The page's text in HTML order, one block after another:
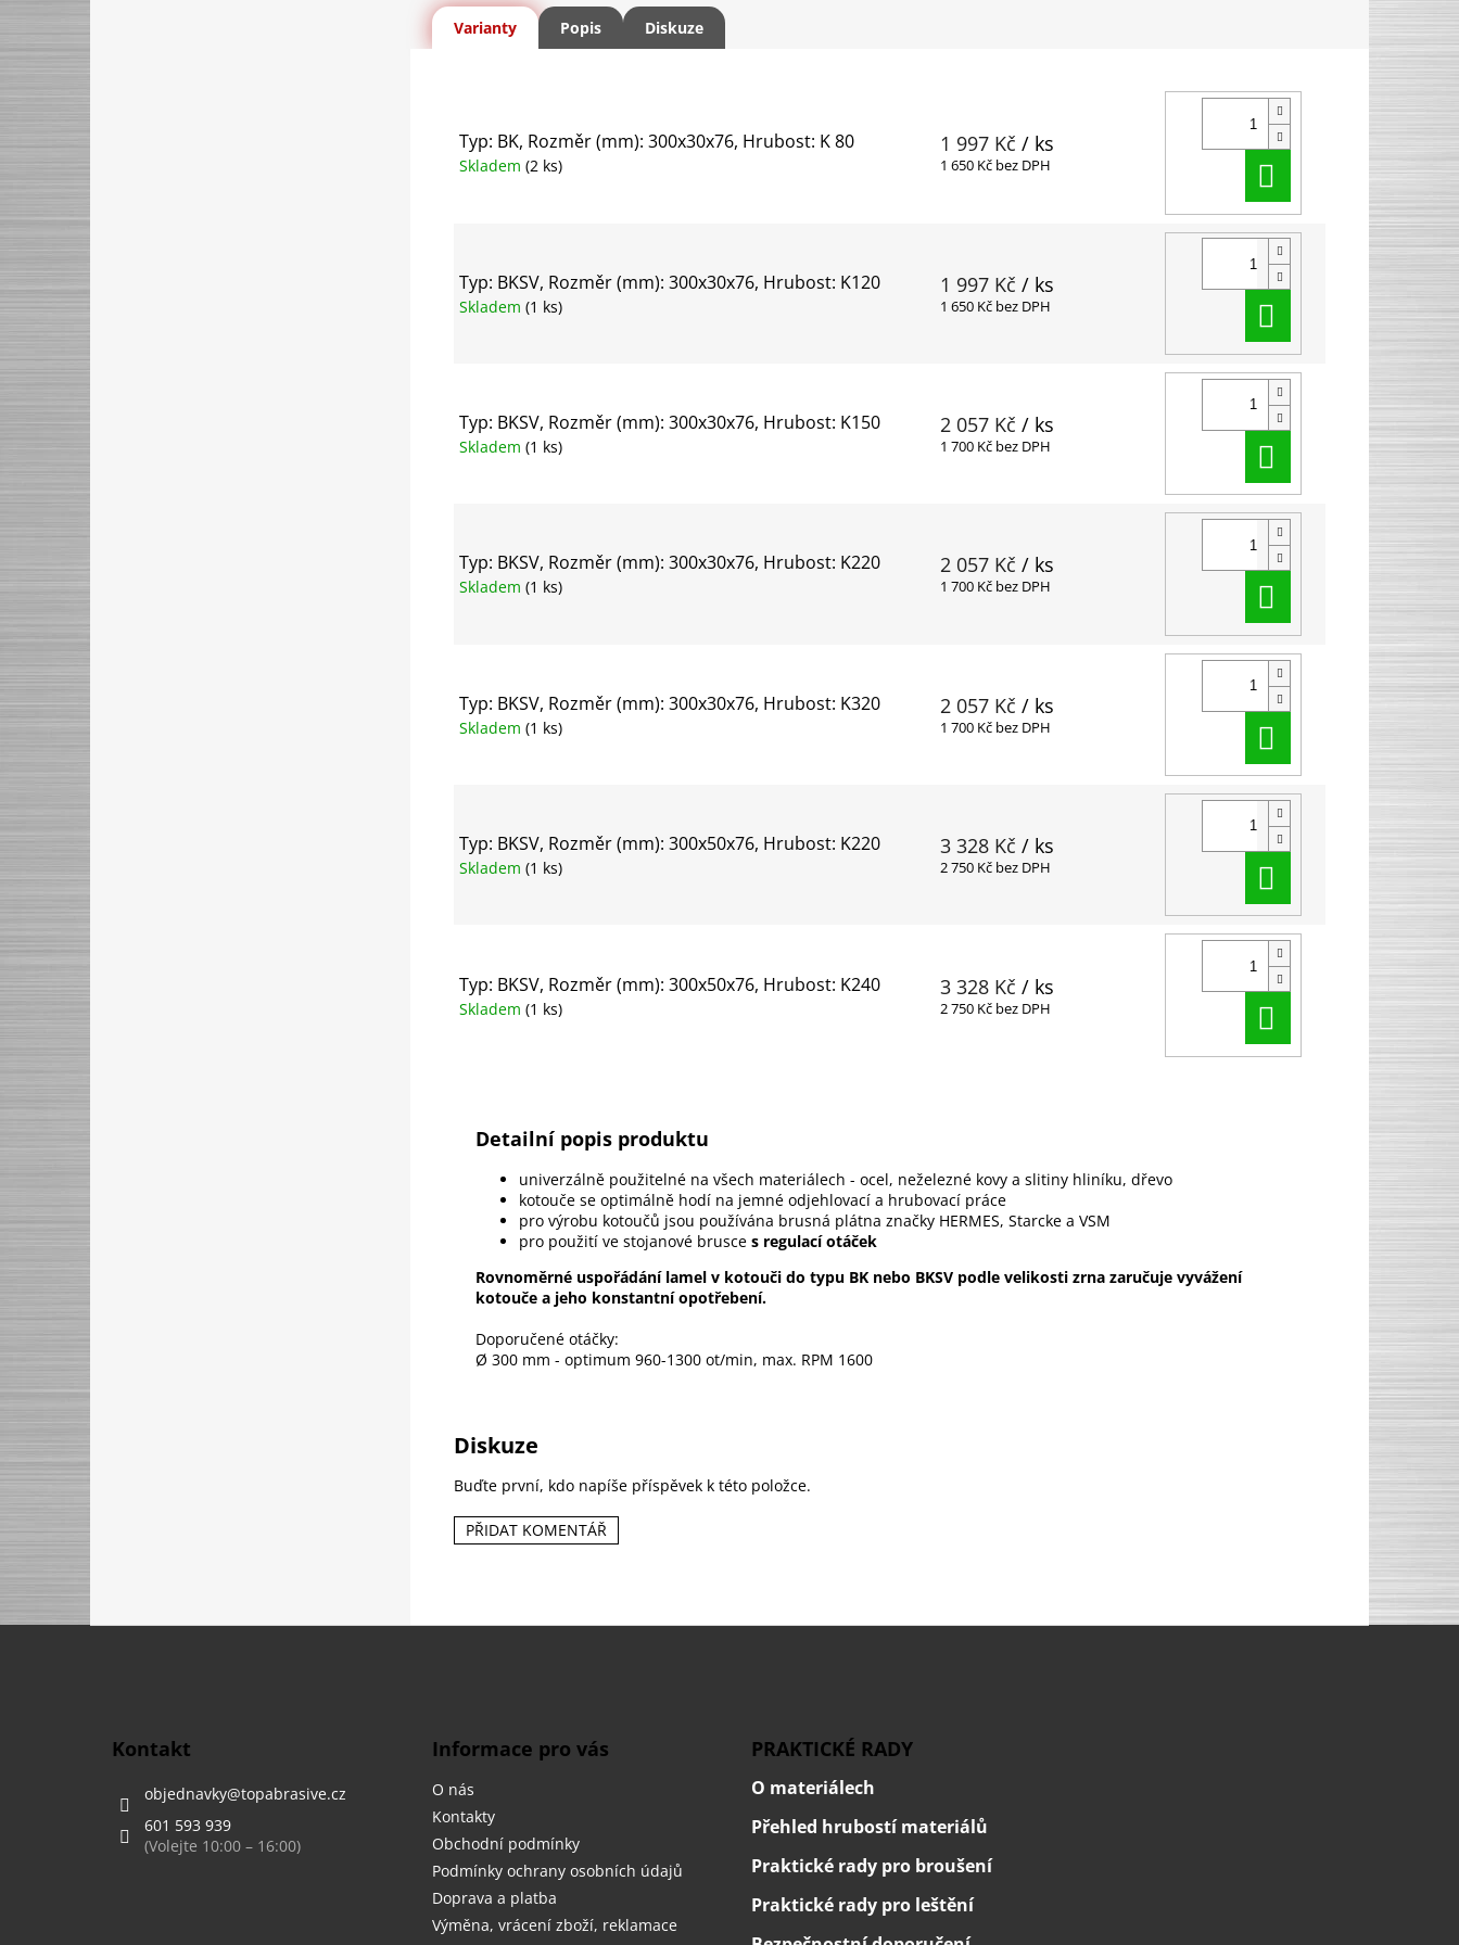
Varianty Popis Diskuze
Typ: BK, Rozměr (mm): 300x30x76, Hrubost: K 80
Skladem (2 ks)
1 997 Kč / ks
1 650 Kč bez DPH
Typ: BKSV, Rozměr (mm): 300x30x76, Hrubost: K120
Skladem (1 ks)
1 997 Kč / ks
1 650 Kč bez DPH
Typ: BKSV, Rozměr (mm): 300x30x76, Hrubost: K150
Skladem (1 ks)
2 057 Kč / ks
1 700 Kč bez DPH Do košíku
Typ: BKSV, Rozměr (mm): 300x30x76, Hrubost: K220
Skladem (1 ks)
2 057 Kč / ks
1 700 Kč bez DPH
Typ: BKSV, Rozměr (mm): 300x30x76, Hrubost: K320
Skladem (1 ks)
2 057 Kč / ks
1 700 Kč bez DPH
Typ: BKSV, Rozměr (mm): 300x50x76, Hrubost: K220
Skladem (1 ks)
3 328 Kč / ks
2 750 Kč bez DPH
Typ: BKSV, Rozměr (mm): 300x50x76, Hrubost: K240
Skladem (1 ks)
3 328 Kč / ks
2 750 Kč bez DPH
Detailní popis produktu
univerzálně použitelné na všech materiálech - ocel, neželezné kovy a slitiny hliníku, dřevo
kotouče se optimálně hodí na jemné odjehlovací a hrubovací práce
pro výrobu kotoučů jsou používána brusná plátna značky HERMES, Starcke a VSM
pro použití ve stojanové brusce s regulací otáček
Rovnoměrné uspořádání lamel v kotouči do typu BK nebo BKSV podle velikosti zrna zaručuje vyvážení
kotouče a jeho konstantní opotřebení.
Doporučené otáčky:
Ø 300 mm - optimum 960-1300 ot/min, max. RPM 1600
Diskuze
Buďte první, kdo napíše příspěvek k této položce.
PŘIDAT KOMENTÁŘ
Kontakt
objednavky@topabrasive.cz
601 593 939
Informace pro vás
O nás
Kontakty
Obchodní podmínky
Podmínky ochrany osobních údajů
Doprava a platba
Výměna, vrácení zboží, reklamace
PRAKTICKÉ RADY
O materiálech
Přehled hrubostí materiálů
Praktické rady pro broušení
Praktické rady pro leštění